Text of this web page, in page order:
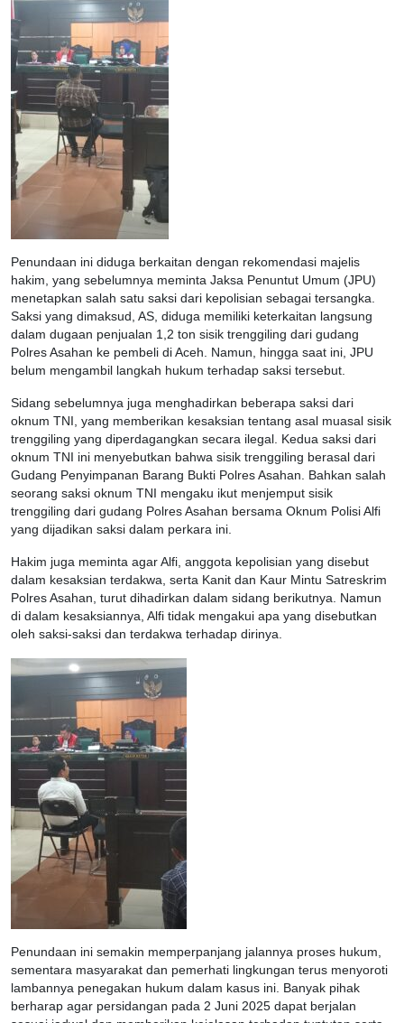
Penundaan ini diduga berkaitan dengan rekomendasi majelis
hakim, yang sebelumnya meminta Jaksa Penuntut Umum (JPU)
menetapkan salah satu saksi dari kepolisian sebagai tersangka.
Saksi yang dimaksud, AS, diduga memiliki keterkaitan langsung
dalam dugaan penjualan 1,2 ton sisik trenggiling dari gudang
Polres Asahan ke pembeli di Aceh. Namun, hingga saat ini, JPU
belum mengambil langkah hukum terhadap saksi tersebut.
Sidang sebelumnya juga menghadirkan beberapa saksi dari
oknum TNI, yang memberikan kesaksian tentang asal muasal sisik
trenggiling yang diperdagangkan secara ilegal. Kedua saksi dari
oknum TNI ini menyebutkan bahwa sisik trenggiling berasal dari
Gudang Penyimpanan Barang Bukti Polres Asahan. Bahkan salah
seorang saksi oknum TNI mengaku ikut menjemput sisik
trenggiling dari gudang Polres Asahan bersama Oknum Polisi Alfi
yang dijadikan saksi dalam perkara ini.
Hakim juga meminta agar Alfi, anggota kepolisian yang disebut
dalam kesaksian terdakwa, serta Kanit dan Kaur Mintu Satreskrim
Polres Asahan, turut dihadirkan dalam sidang berikutnya. Namun
di dalam kesaksiannya, Alfi tidak mengakui apa yang disebutkan
oleh saksi-saksi dan terdakwa terhadap dirinya.
Penundaan ini semakin memperpanjang jalannya proses hukum,
sementara masyarakat dan pemerhati lingkungan terus menyoroti
lambannya penegakan hukum dalam kasus ini. Banyak pihak
berharap agar persidangan pada 2 Juni 2025 dapat berjalan